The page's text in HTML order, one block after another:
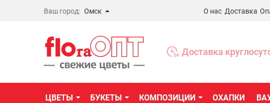
Ваш город: Омск
Бердск
О нас Доставка
Доставка
ЦВЕТЫ БУКЕТЫ КОМПОЗИЦИИ ОХАПКИ